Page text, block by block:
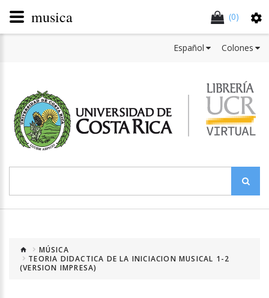
(0)
Colones
Español
MÚSICA
TEORIA DIDACTICA DE LA INICIACION MUSICAL 1-2
(VERSION IMPRESA)
musica